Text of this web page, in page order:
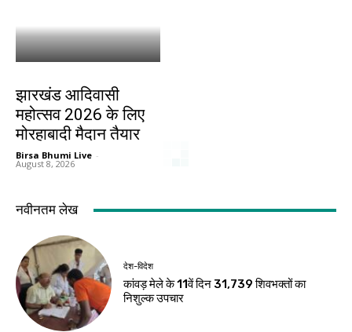
झारखंड आदिवासी
महोत्सव 2026 के लिए
मोरहाबादी मैदान तैयार
Birsa Bhumi Live -
August 8, 2026
नवीनतम लेख
देश-विदेश
कांवड़ मेले के 11वें दिन 31,739 शिवभक्तों का
निशुल्क उपचार